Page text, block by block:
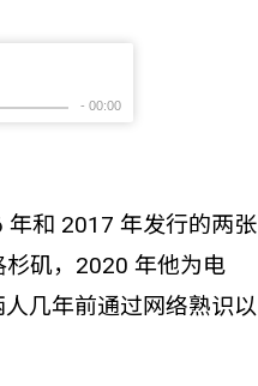
年和 2017 年发行的两张
矶，2020 年他为电
几年前通过网络熟识以